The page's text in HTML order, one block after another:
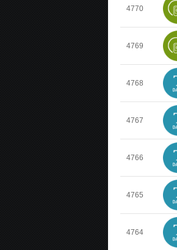
4770
4769
4768
4767
4766
4765
4764